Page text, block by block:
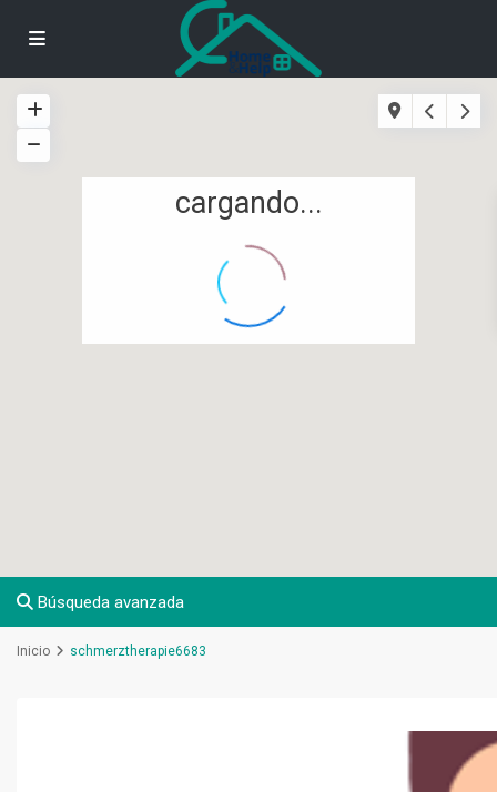
cargando...
Búsqueda avanzada
Inicio schmerztherapie6683